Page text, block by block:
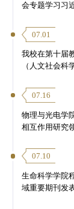
会专题学习习
07.01
我校在第十届
（人文社会科
07.16
物理与光电学
相互作用研究
07.10
生命科学学院
域重要期刊发